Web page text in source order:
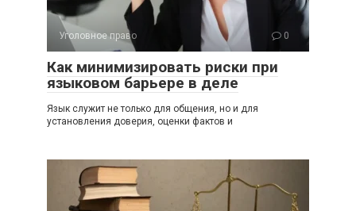
Уголовное право 0
Как минимизировать риски при
языковом барьере в деле
Язык служит не только для общения, но и для
установления доверия, оценки фактов и